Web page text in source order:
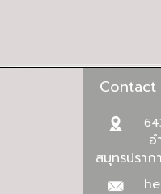
Contact
อำเภอ
สมุทรปราก